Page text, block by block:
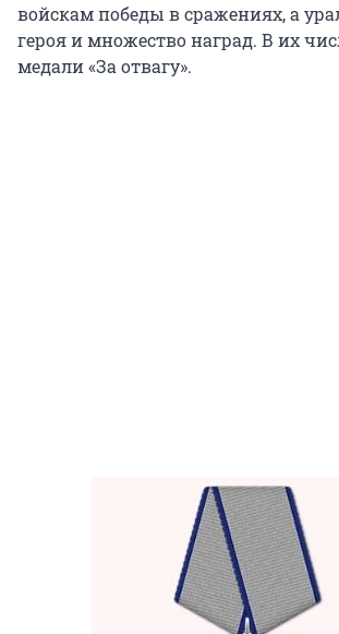
войскам победы в сражениях, а
героя и множество наград. В их
медали «За отвагу».